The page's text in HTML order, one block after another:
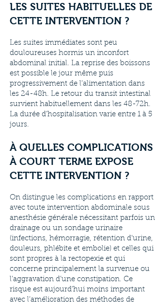
LES SUITES HABITUELLES DE
CETTE INTERVENTION ?
Les suites immédiates sont peu
douloureuses hormis un inconfort
abdominal initial. La reprise des boissons
est possible le jour même puis
progressivement de l’alimentation dans
les 24-48h. Le retour du transit intestinal
survient habituellement dans les 48-72h.
La durée d’hospitalisation varie entre 1 à 5
jours.
À QUELLES COMPLICATIONS
À COURT TERME EXPOSE
CETTE INTERVENTION ?
On distingue les complications en rapport
avec toute intervention abdominale sous
anesthésie générale nécessitant parfois un
drainage ou un sondage urinaire
(infections, hémorragie, rétention d’urine,
douleurs, phlébite et embolie) et celles qui
sont propres à la rectopexie et qui
concerne principalement la survenue ou
l’aggravation d’une constipation. Ce
risque est aujourd’hui moins important
avec l’amélioration des méthodes de